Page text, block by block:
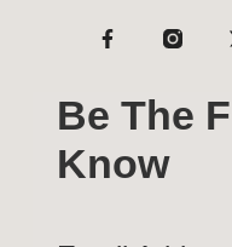
Be The
Know